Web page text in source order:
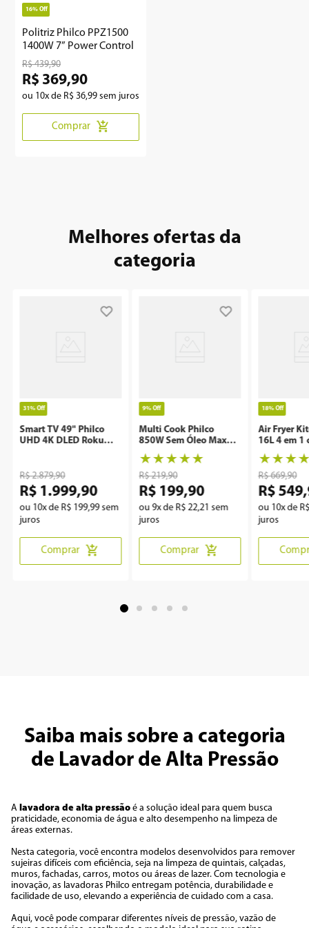
16% Off
Politriz Philco PPZ1500
1400W 7” Power Control
R$ 439,90
R$ 369,90
ou 10x de R$ 36,99 sem juros
Comprar
Melhores ofertas da
categoria
31% Off
Smart TV 49" Philco
UHD 4K DLED Roku
R$ 2.879,90
R$ 1.999,90
ou 10x de R$ 199,99sem
juros
Comprar
9% Off
Multi Cook Philco
850W Sem Óleo Maxx
Clean
★★★★★
R$ 219,90
R$ 199,90
ou9x de R$ 22,21 sem
juros
Comprar
18% Off
Air Fryer
16L 4 em 1
Rotisserie
★★★
R$ 669,90
R$ 549,
ou 10x de
juros
Saiba mais sobre a categoria
de Lavador de Alta Pressão
A lavadora de alta pressão é a solução ideal para quem busca
praticidade, economia de água e alto desempenho na limpeza de
áreas externas.
Nesta categoria, você encontra modelos desenvolvidos para remover
sujeiras difíceis com eficiência, seja na limpeza de quintais, calçadas,
muros, fachadas, carros, motos ou áreas de lazer. Com tecnologia e
inovação, as lavadoras Philco entregam potência, durabilidade e
facilidade de uso, elevando a experiência de cuidado com a casa.
Aqui, você pode comparar diferentes níveis de pressão, vazão de
12000
inverter